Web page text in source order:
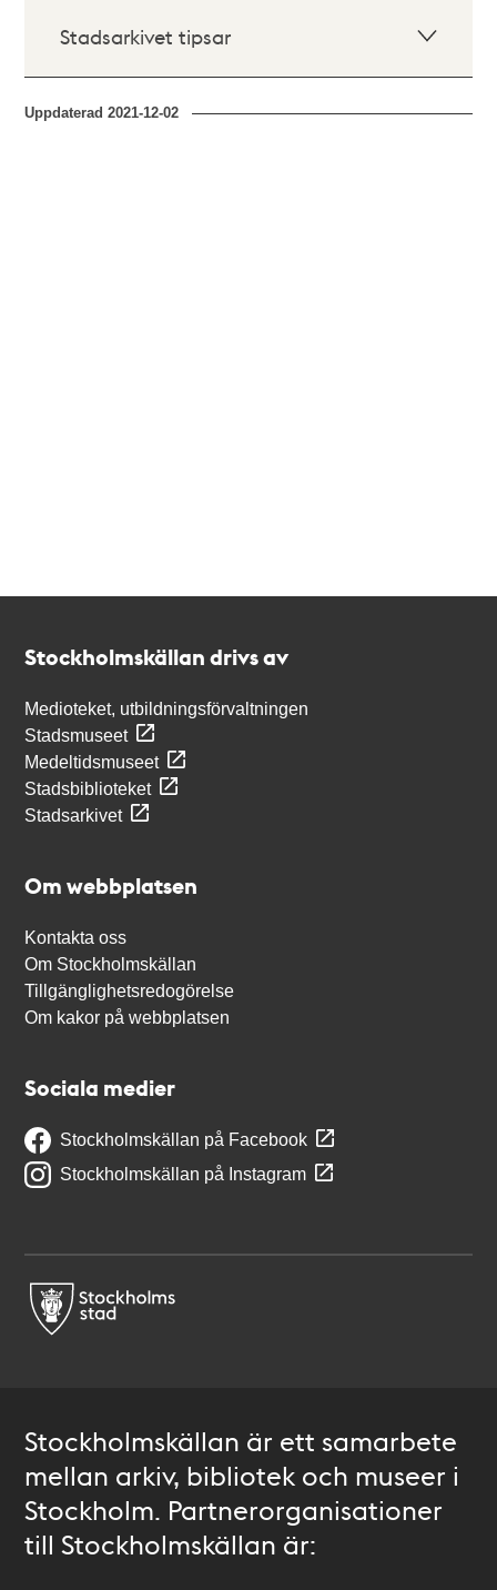
Stadsarkivet tipsar
Uppdaterad2021-12-02
Stockholmskällan drivs av
Medioteket, utbildningsförvaltningen
Stadsmuseet
Medeltidsmuseet
Stadsbiblioteket
Stadsarkivet
Om webbplatsen
Kontakta oss
Om Stockholmskällan
Tillgänglighetsredogörelse
Om kakor på webbplatsen
Sociala medier
Stockholmskällan på Facebook
Stockholmskällan på Instagram
Stockholmskällan är ett samarbete
mellan arkiv, bibliotek och museer i
Stockholm. Partnerorganisationer
till Stockholmskällan är: